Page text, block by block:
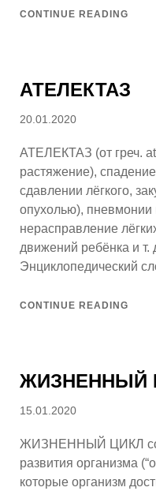
CONTINUE READING
АТЕЛЕКТАЗ
Posted
20.01.2020
АТЕЛЕКТАЗ (от греч.
растяжение),
сдавлении лёгкого,
опухолью),
нерасправление
движений ребёнка и т.
Энциклопедический
CONTINUE READING
ЖИЗНЕННЫЙ
Posted
15.01.2020
ЖИЗНЕННЫЙ ЦИКЛ
развития организма
которые организм